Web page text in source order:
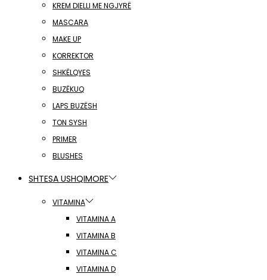
KREM DIELLI ME NGJYRË
MASCARA
MAKE UP
KORREKTOR
SHKËLQYES
BUZËKUQ
LAPS BUZËSH
TON SYSH
PRIMER
BLUSHES
SHTESA USHQIMORE
VITAMINA
VITAMINA A
VITAMINA B
VITAMINA C
VITAMINA D